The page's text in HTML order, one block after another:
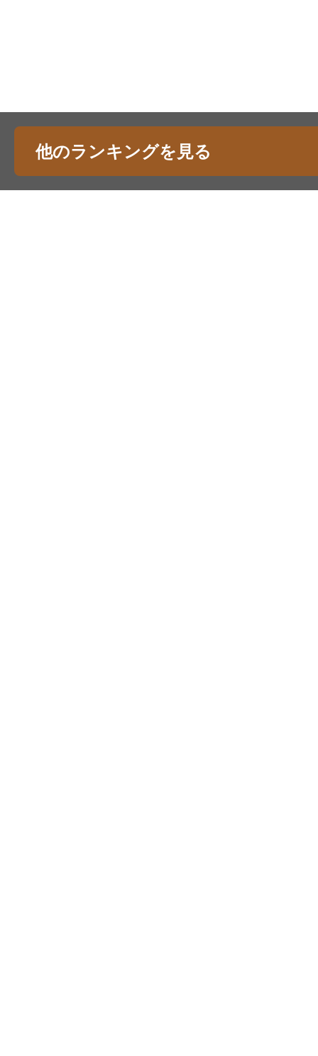
他のランキングを見る